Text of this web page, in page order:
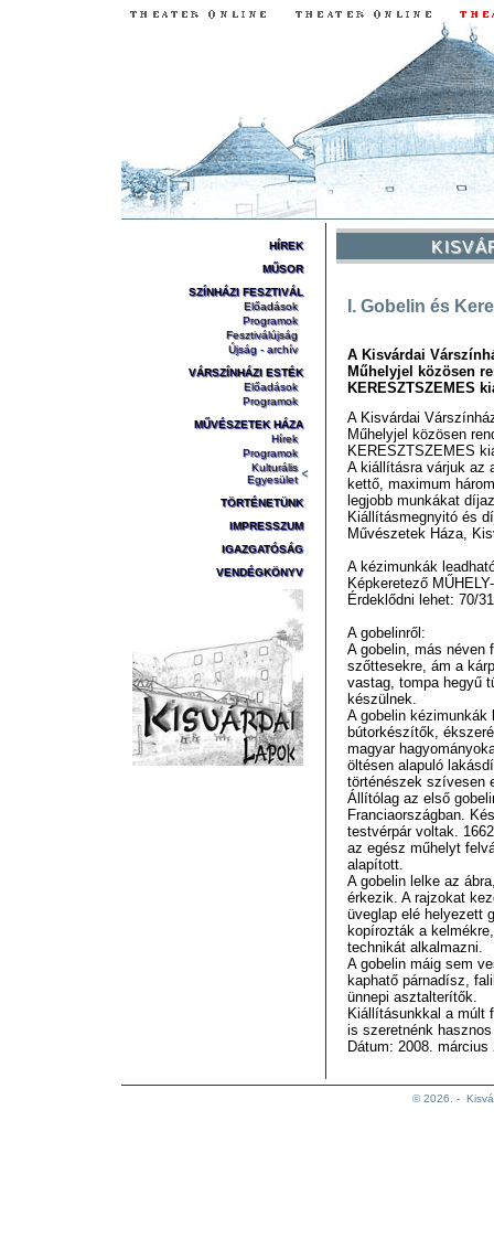
HÍREK
MŰSOR
SZÍNHÁZI FESZTIVÁL
Előadások
Programok
Fesztiválújság
Újság - archív
VÁRSZÍNHÁZI ESTÉK
Előadások
Programok
MŰVÉSZETEK HÁZA
Hírek
Programok
Kulturális
Egyesület
TÖRTÉNETÜNK
IMPRESSZUM
IGAZGATÓSÁG
VENDÉGKÖNYV
I. Gobelin és
A Kisvárdai
Műhelyjel közösen
KERESZTSZEMES
A Kisvárdai
Műhelyjel közösen
KERESZTSZEMES
A kiállításra várjuk az
kettő, maximum
legjobb munkákat
Kiállításmegnyitó és
Művészetek Háza,
A kézimunkák
Képkeretező
Érdeklődni lehet: 70/
A gobelinről:
A gobelin, más néven
szőttesekre, ám a
vastag, tompa hegyű
készülnek.
A gobelin
bútorkészítők,
magyar
öltésen alapuló
történészek szívesen
Állítólag az első
Franciaországban.
testvérpár voltak.
az egész műhelyt
alapított.
A gobelin lelke az
érkezik. A rajzokat
üveglap elé helyezett
kopírozták a
technikát alkalmazni.
A gobelin máig sem
kaphatő párnadísz,
ünnepi asztalterítők.
Kiállításunkkal a múlt
is szeretnénk
Dátum: 2008.
© 2026. -